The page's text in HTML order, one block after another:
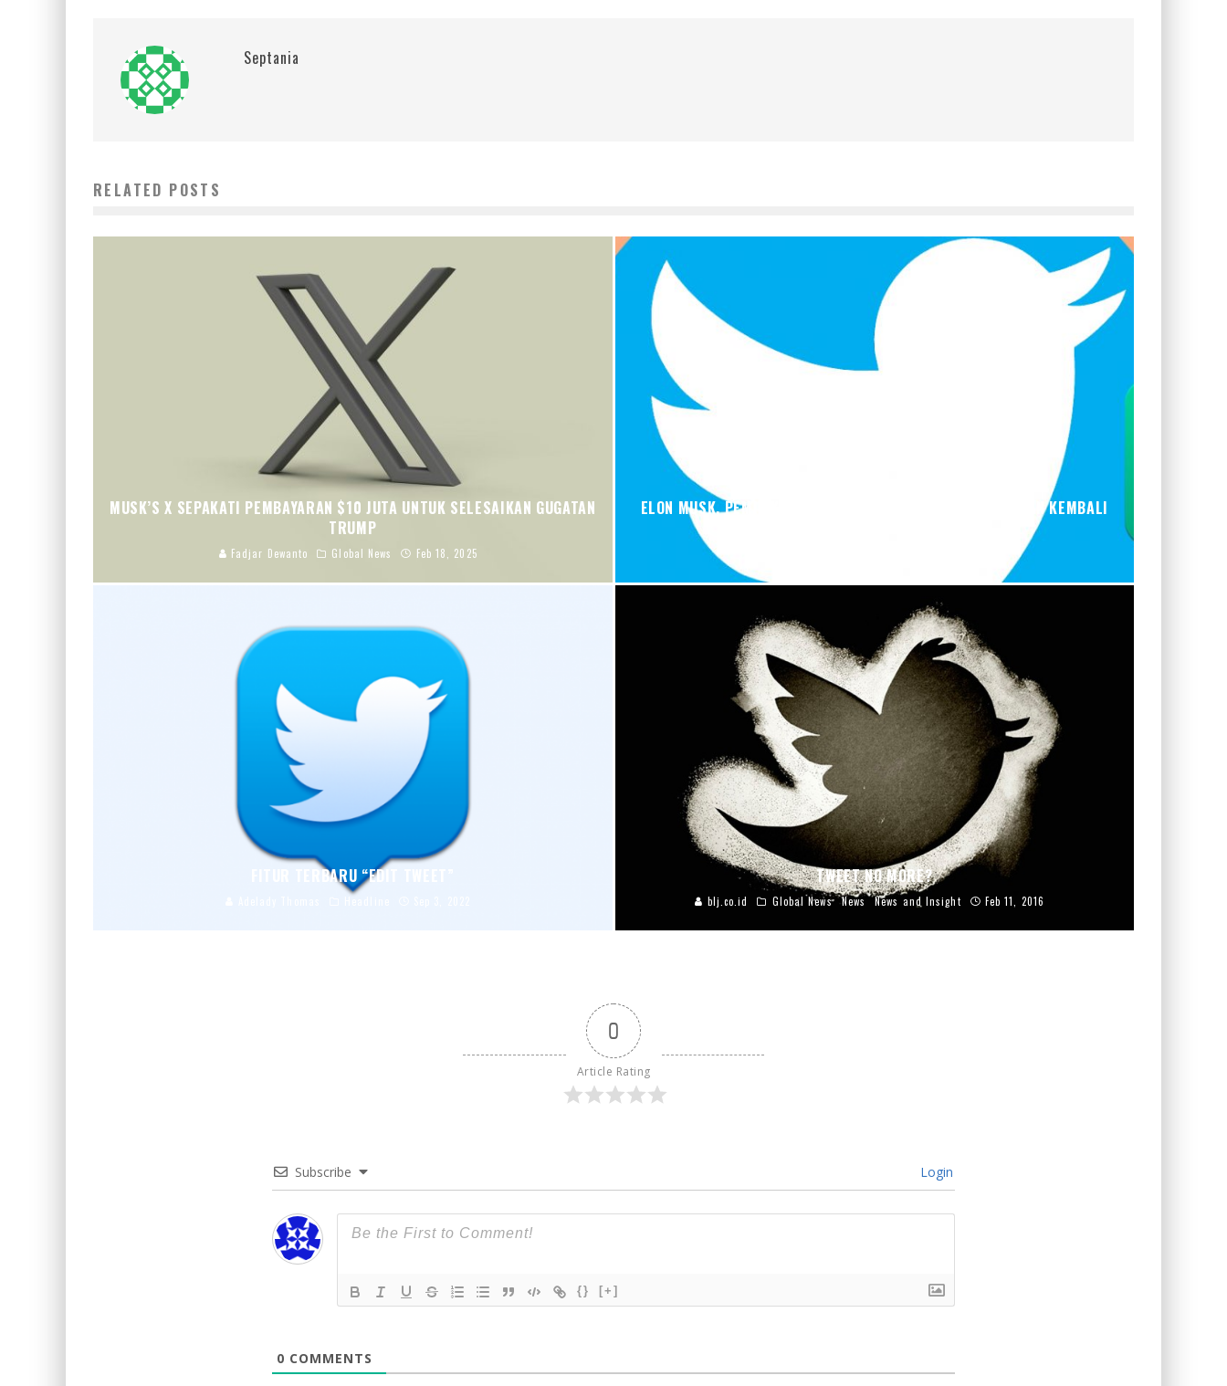
Septania
RELATED POSTS
MUSK’S X SEPAKATI PEMBAYARAN $10 JUTA UNTUK SELESAIKAN GUGATAN
TRUMP
Fadjar Dewanto Global News Feb 18, 2025
ELON MUSK, PEMILIK TWITTER YANG BARU, BAKAL HIDUPKAN KEMBALI
FITUR TERBARU “EDIT TWEET” TWEET NO MORE?
blj.co.id Global News News News and Insight Feb 11, 2016
0
Article Rating
Subscribe Login
{} [+]
0 COMMENTS